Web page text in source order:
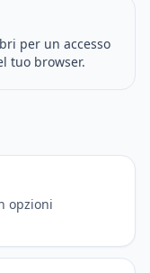
per un accesso
tuo browser.
opzioni